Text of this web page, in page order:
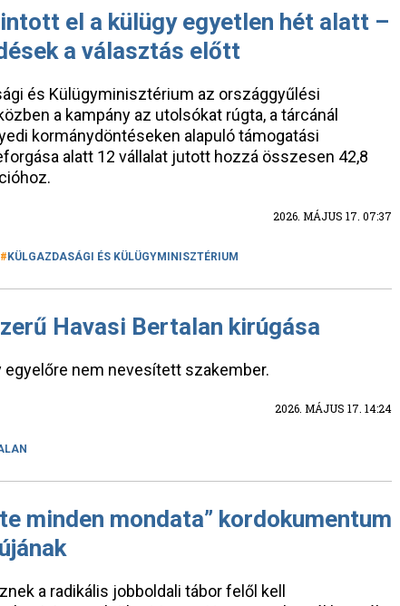
el a külügy egyetlen hét alatt –
a választás előtt
és Külügyminisztérium az országgyűlési
a kampány az utolsókat rúgta, a tárcánál
kormánydöntéseken alapuló támogatási
alatt 12 vállalat jutott hozzá összesen 42,8
2026. MÁJUS 17. 07:37
KÜLGAZDASÁGI ÉS KÜLÜGYMINISZTÉRIUM
Havasi Bertalan kirúgása
egyelőre nem nevesített szakember.
2026. MÁJUS 17. 14:24
minden mondata” kordokumentum
a radikális jobboldali tábor felől kell